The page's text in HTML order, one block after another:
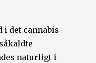
i det cannabis-
naturligt i